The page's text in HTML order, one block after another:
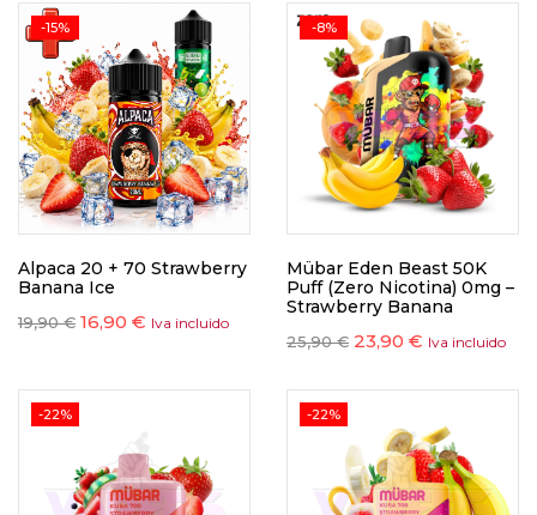
-15%
Alpaca 20 + 70 Strawberry
Banana Ice
19,90€ 16,90 € Iva incluido
-8%
Mübar Eden Beast 50K
Puff (Zero Nicotina) 0mg –
Strawberry Banana
25,90€ 23,90 € Iva incluido
-22% -22%